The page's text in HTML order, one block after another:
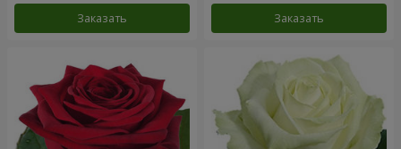
Заказать Заказать